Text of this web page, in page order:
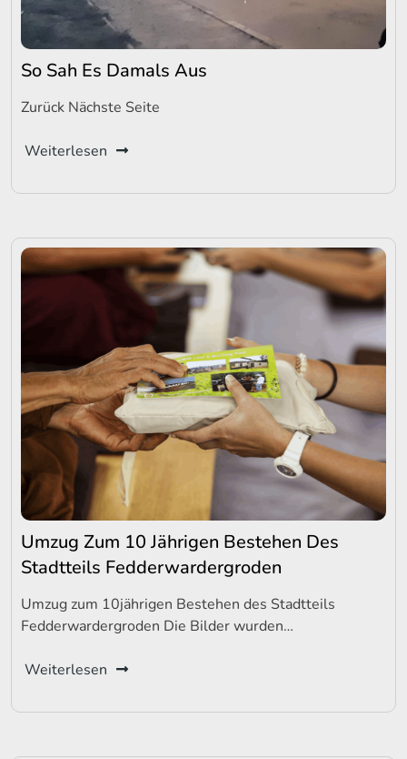
So Sah Es Damals Aus
Zurück Nächste Seite
Weiterlesen
Umzug Zum 10 Jährigen Bestehen Des
Stadtteils Fedderwardergroden
Umzug zum 10jährigen Bestehen des Stadtteils
Fedderwardergroden Die Bilder wurden…
Weiterlesen